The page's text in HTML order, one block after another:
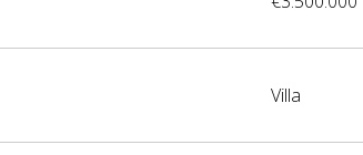
Villa